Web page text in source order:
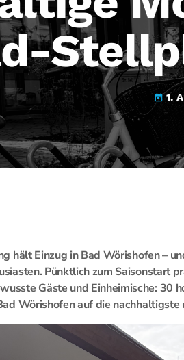
today 1.
hält Einzug in Bad Wörishofen –
Pünktlich zum Saisonstart
Gäste und Einheimische: 30
Wörishofen auf die